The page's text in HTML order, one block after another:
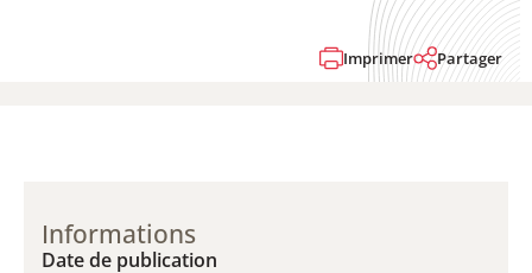
Imprimer Partager
Informations
Date de publication